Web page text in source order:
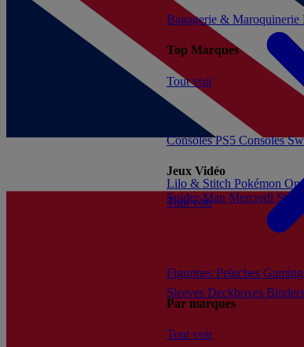
Figurines Peluches Gaming
Par marques
Tout voir
Consoles PS5 Consoles
Jeux Vidéo
Tout voir
Bagagerie & Maroquinerie
Top Marques
Tout voir
Sleeves Deckboxes Binders
Lilo & Stitch Pokémon
Spider-Man Mercredi